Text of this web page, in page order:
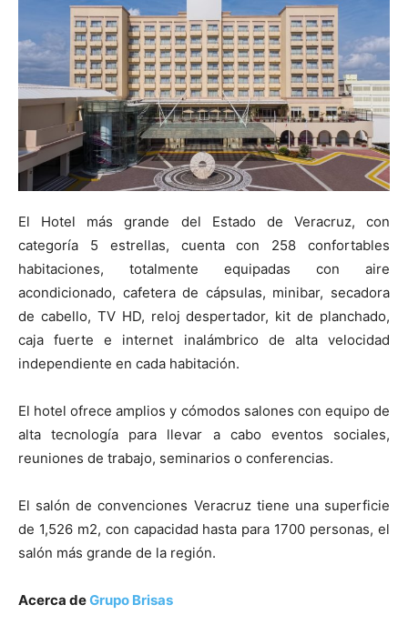
El Hotel más grande del Estado de Veracruz, con
categoría 5 estrellas, cuenta con 258 confortables
habitaciones, totalmente equipadas con aire
acondicionado, cafetera de cápsulas, minibar, secadora
de cabello, TV HD, reloj despertador, kit de planchado,
caja fuerte e internet inalámbrico de alta velocidad
independiente en cada habitación.
El hotel ofrece amplios y cómodos salones con equipo de
alta tecnología para llevar a cabo eventos sociales,
reuniones de trabajo, seminarios o conferencias.
El salón de convenciones Veracruz tiene una superficie
de 1,526 m2, con capacidad hasta para 1700 personas, el
salón más grande de la región.
Acerca deGrupo Brisas